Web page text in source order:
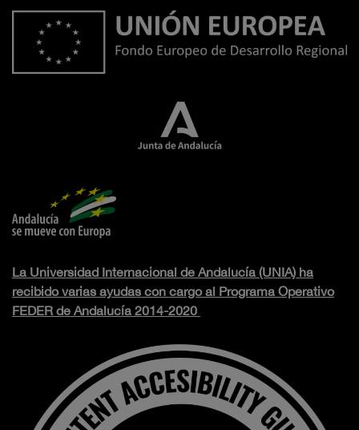
La Universidad Internacional de Andalucía (UNIA) ha
recibido varias ayudas con cargo al Programa Operativo
FEDER de Andalucía 2014-2020